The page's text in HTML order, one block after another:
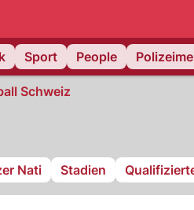
Sport People
Schweiz
Nati Stadien